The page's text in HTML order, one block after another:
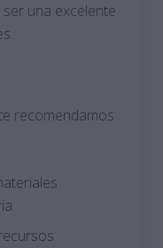
una excelente
recomendamos